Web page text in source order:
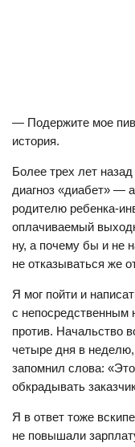
— Подержите мое
история.
Более трех лет
диагноз «диабет» —
родителю ребенка-
оплачиваемый
ну, а почему бы и не
не отказываться же
Я мог пойти и
с
против. Начальство
четыре дня в
запомнил слова:
обкрадывать
Я в ответ тоже
не повышали